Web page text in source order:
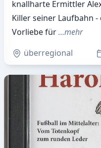
knallharte Ermittler
Killer seiner Laufbahn
Vorliebe für…mehr
überregional